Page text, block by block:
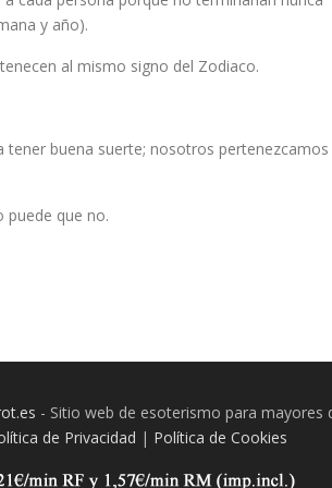
y año).
al mismo signo del Zodiaco.
buena suerte; nosotros pertenezcamos
puede que no.
- Sitio web de esoterismo para mayores
de Privacidad | Política de Cookies